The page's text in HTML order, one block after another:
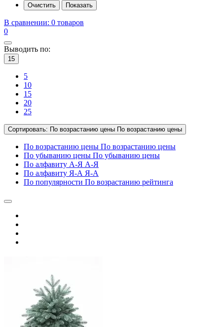
В сравнении: 0 товаров
0
Выводить по:
15
5
10
15
20
25
Сортировать: По возрастанию цены По возрастанию цены
По возрастанию цены По возрастанию цены
По убыванию цены По убыванию цены
По алфавиту А-Я А-Я
По алфавиту Я-А Я-А
По популярности По возрастанию рейтинга